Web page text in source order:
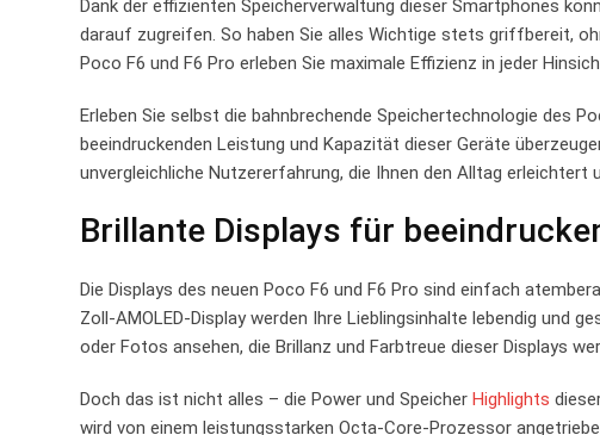
Dank der effizienten Speicherverwaltung dieser Smartphones
darauf zugreifen. So haben Sie alles Wichtige stets griffbereit,
Poco F6 und F6 Pro erleben Sie maximale Effizienz in jeder
Erleben Sie selbst die bahnbrechende Speichertechnologie des
beeindruckenden Leistung und Kapazität dieser Geräte
unvergleichliche Nutzererfahrung, die Ihnen den Alltag
Brillante Displays für
Die Displays des neuen Poco F6 und F6 Pro sind einfach
Zoll-AMOLED-Display werden Ihre Lieblingsinhalte lebendig und
oder Fotos ansehen, die Brillanz und Farbtreue dieser Displays
Doch das ist nicht alles – die Power und Speicher Highlights
wird von einem leistungsstarken Octa-Core-Prozessor